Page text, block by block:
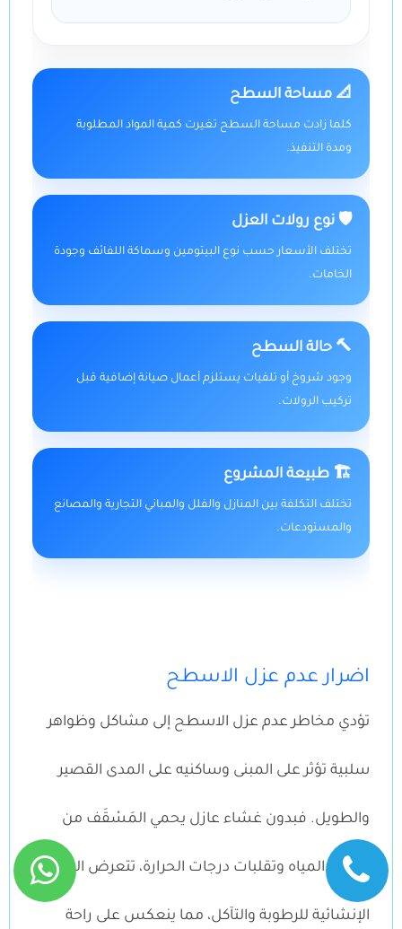
📐 مساحة السطح
كلما زادت مساحة السطح تغيرت كمية المواد المطلوبة
ومدة التنفيذ.
🛡️ نوع رولات العزل
تختلف الأسعار حسب نوع البيتومين وسماكة اللفائف وجودة
الخامات.
🔨 حالة السطح
وجود شروخ أو تلفيات يستلزم أعمال صيانة إضافية قبل
تركيب الرولات.
🏗️ طبيعة المشروع
تختلف التكلفة بين المنازل والفلل والمباني التجارية والمصانع
والمستودعات.
اضرار عدم عزل الاسطح
تؤدي مخاطر عدم عزل الاسطح إلى مشاكل وظواهر
سلبية تؤثر على المبنى وساكنيه على المدى القصير
والطويل. فبدون غشاء عازل يحمي المَسْقَف من
تسرب المياه وتقلبات درجات الحرارة، تتعرض العناصر
الإنشائية للرطوبة والتآكل، مما ينعكس على راحة